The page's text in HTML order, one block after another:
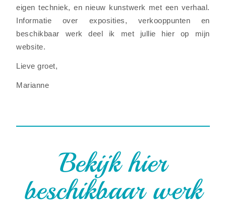
eigen techniek, en nieuw kunstwerk met een verhaal.
Informatie over exposities, verkooppunten en
beschikbaar werk deel ik met jullie hier op mijn
website.
Lieve groet,
Marianne
Bekijk hier
beschikbaar werk